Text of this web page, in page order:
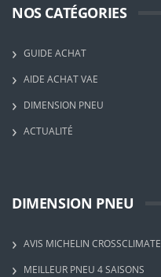
NOS CATÉGORIES
GUIDE ACHAT
AIDE ACHAT VAE
DIMENSION PNEU
ACTUALITÉ
DIMENSION PNEU
AVIS MICHELIN CROSSCLIMATE
MEILLEUR PNEU 4 SAISONS